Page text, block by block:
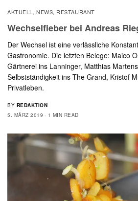
AKTUELL , NEWS, RESTAURANT
Wechselfieber bei Andreas
Der Wechsel ist eine verlässliche
Gastronomie. Die letzten Belege: Maico
Gärtnerei ins Lanninger, Matthias
Selbstständigkeit ins The Grand, Kristof
Privatleben.
BY REDAKTION
5. MÄRZ 2019
1 MIN READ